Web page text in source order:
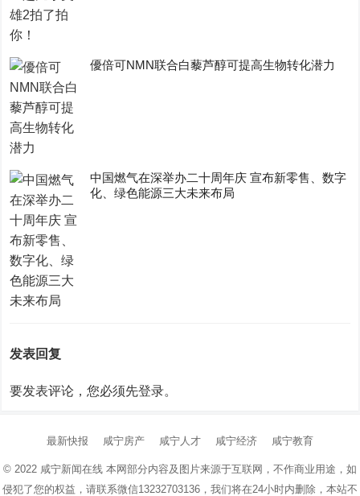
優倍可NMN联合白藜芦醇可提高生物转化潜力
中国燃气在深举办二十周年庆 宣布新零售、数字
化、绿色能源三大未来布局
发表回复
要发表评论，您必须先登录。
最新快报 咸宁房产 咸宁人才 咸宁经济 咸宁教育
© 2022 咸宁新闻在线本网部分内容及图片来源于互联网，不作商业用途，如
侵犯了您的权益，请联系微信13232703136，我们将在24小时内删除，本站不